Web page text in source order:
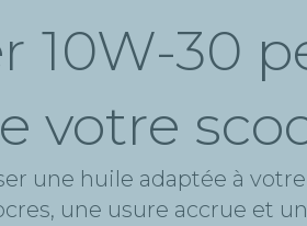
10W-30
votre
une huile adaptée à
une usure accrue et